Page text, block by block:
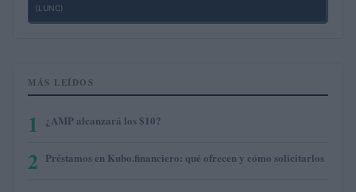
(LUNC)
MÁS LEÍDOS
1 ¿AMP alcanzará los $10?
2 Préstamos en Kubo.financiero: qué ofrecen y cómo solicitarlos